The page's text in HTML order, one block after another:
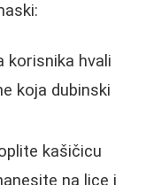
korisnika hvali
koja dubinski
kašičicu
na lice i